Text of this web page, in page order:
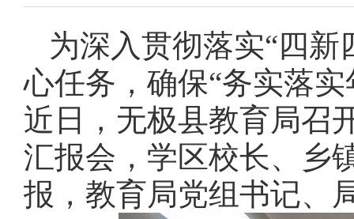
为深入贯彻落实“四新
心任务，确保“务实落
近日，无极县教育局召
汇报会，学区校长、乡
报，教育局党组书记、